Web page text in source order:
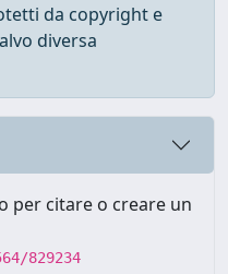
da copyright e
diversa
per citare o creare un
829234